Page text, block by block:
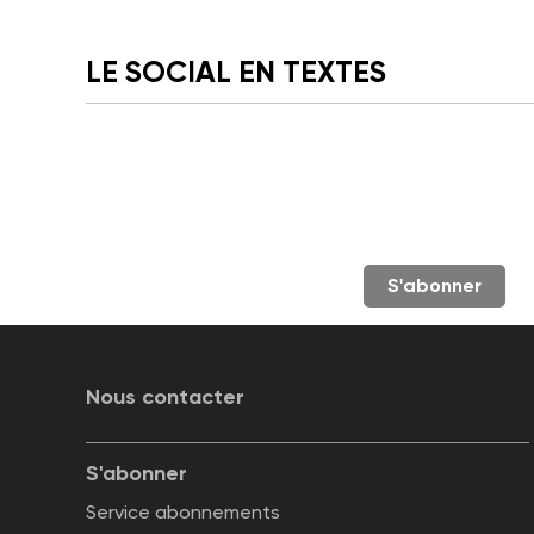
LE SOCIAL EN TEXTES
S'abonner
Nous contacter
S'abonner
Service abonnements